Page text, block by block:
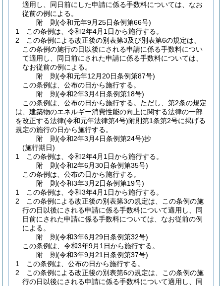
適用し、同日前にした申請に係る手数料については、なお
従前の例による。
附 則(令和元年9月25日条例第66号)
1
この条例は、令和2年4月1日から施行する。
2
この条例による改正後の別表第3及び別表第6の規定は、
この条例の施行の日以後にされる申請に係る手数料につい
て適用し、同日前にされた申請に係る手数料については、
なお従前の例による。
附 則(令和元年12月20日条例第87号)
この条例は、公布の日から施行する。
附 則(令和2年3月4日条例第18号)
この条例は、公布の日から施行する。 ただし、第2条の規定
は、建築物のエネルギー消費性能の向上に関する法律の一部
を改正する法律(令和元年法律第4号)附則第1条第2号に掲げる
規定の施行の日から施行する。
附 則(令和2年3月4日条例第24号)抄
(施行期日)
1
この条例は、令和2年4月1日から施行する。
附 則(令和2年6月30日条例第35号)
この条例は、公布の日から施行する。
附 則(令和3年3月2日条例第19号)
1
この条例は、令和3年4月1日から施行する。
2
この条例による改正後の別表第3の規定は、この条例の施
行の日以後にされる申請に係る手数料について適用し、同
日前にされた申請に係る手数料については、なお従前の例
による。
附 則(令和3年6月29日条例第32号)
この条例は、令和3年9月1日から施行する。
附 則(令和3年9月21日条例第37号)
1
この条例は、公布の日から施行する。
2
この条例による改正後の別表第6の規定は、この条例の施
行の日以後にされる申請に係る手数料について適用し、同